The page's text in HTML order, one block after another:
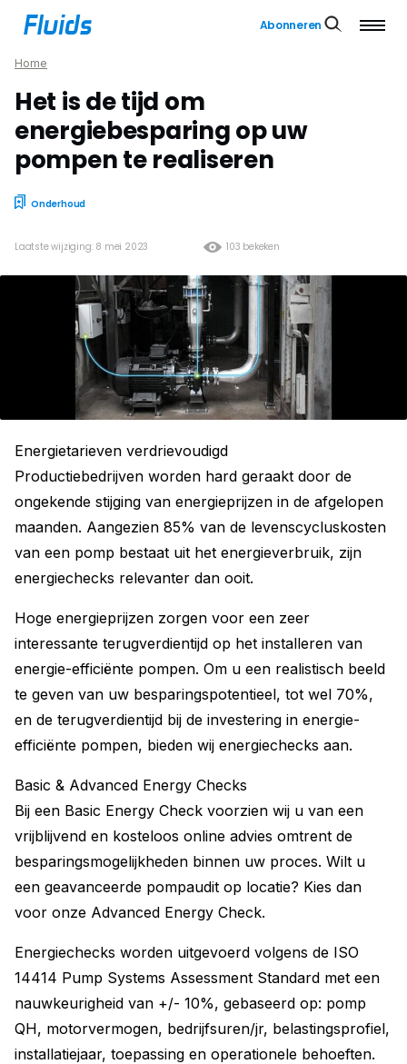
Abonneren
Home
Het is de tijd om
energiebesparing op uw
pompen te realiseren
Onderhoud
103 bekeken
Laatste wijziging: 8 mei 2023
Energietarieven verdrievoudigd
Productiebedrijven worden hard geraakt door de
ongekende stijging van energieprijzen in de afgelopen
maanden. Aangezien 85% van de levenscycluskosten
van een pomp bestaat uit het energieverbruik, zijn
energiechecks relevanter dan ooit.
Hoge energieprijzen zorgen voor een zeer
interessante terugverdientijd op het installeren van
energie-efficiënte pompen. Om u een realistisch beeld
te geven van uw besparingspotentieel, tot wel 70%,
en de terugverdientijd bij de investering in energie-
efficiënte pompen, bieden wij energiechecks aan.
Basic & Advanced Energy Checks
Bij een Basic Energy Check voorzien wij u van een
vrijblijvend en kosteloos online advies omtrent de
besparingsmogelijkheden binnen uw proces. Wilt u
een geavanceerde pompaudit op locatie? Kies dan
voor onze Advanced Energy Check.
Energiechecks worden uitgevoerd volgens de ISO
14414 Pump Systems Assessment Standard met een
nauwkeurigheid van +/- 10%, gebaseerd op: pomp
QH, motorvermogen, bedrijfsuren/jr, belastingsprofiel,
installatiejaar, toepassing en operationele behoeften.